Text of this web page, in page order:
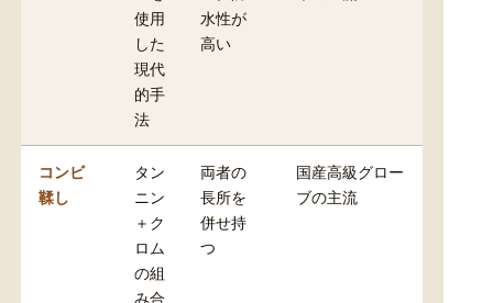
使用
した
現代
的手
法
水性が
高い
コンビ
鞣し
タン
ニン
＋ク
ロム
の組
み合
両者の
長所を
併せ持
つ
国産高級グロー
ブの主流